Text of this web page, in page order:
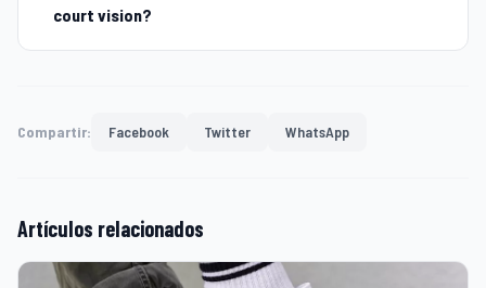
court vision?
Compartir: Facebook Twitter WhatsApp
Artículos relacionados